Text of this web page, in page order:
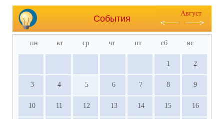
События
Август
пн вт ср чт пт сб вс
1 2
3 4 5 6 7 8 9
10 11 12 13 14 15 16